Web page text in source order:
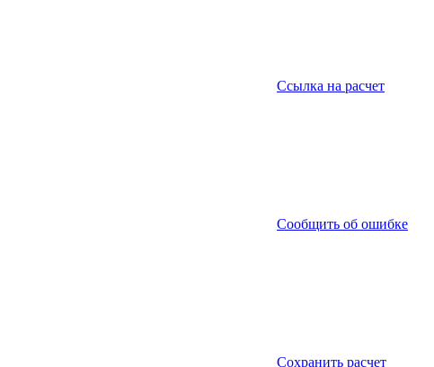
Ссылка на расчет
Сообщить об ошибке
Сохранить расчет